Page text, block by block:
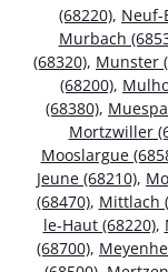
(68220), Neuf-
Murbach
(68320), Munster
(68200),
(68380),
Mortzwiller
Mooslargue
Jeune (68210),
(68470), Mittlach
le-Haut (68220),
(68700),